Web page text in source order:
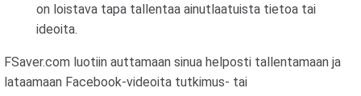
on loistava tapa tallentaa ainutlaatuista tietoa tai
ideoita.
FSaver.com luotiin auttamaan sinua helposti tallentamaan ja
lataamaan Facebook-videoita tutkimus- tai